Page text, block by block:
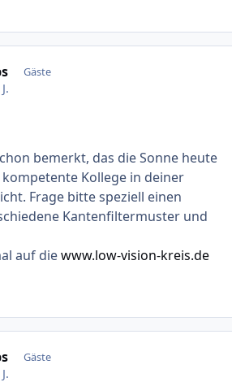
Gäste
bemerkt, das die Sonne heute
Kollege in deiner
Frage bitte speziell einen
Kantenfiltermuster und
auf diewww.low-vision-kreis.de
Gäste